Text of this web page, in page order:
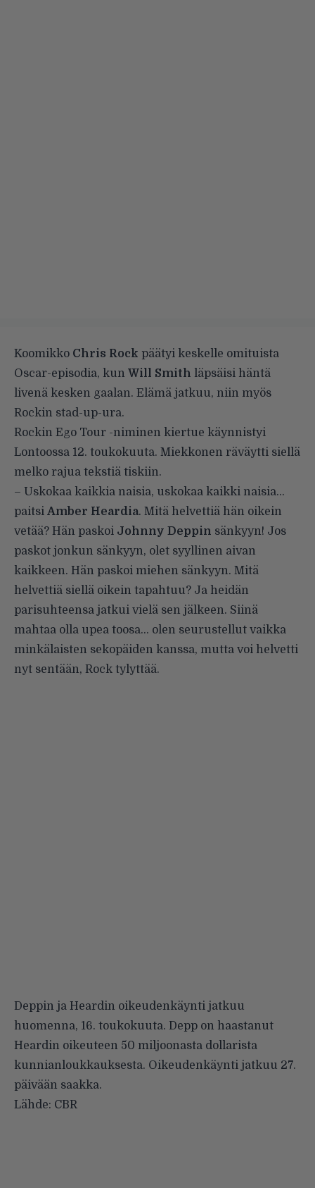
Koomikko Chris Rock päätyi keskelle omituista
Oscar-episodia, kun Will Smith läpsäisi häntä
livenä kesken gaalan. Elämä jatkuu, niin myös
Rockin stad-up-ura.
Rockin Ego Tour -niminen kiertue käynnistyi
Lontoossa 12. toukokuuta. Miekkonen räväytti siellä
melko rajua tekstiä tiskiin.
– Uskokaa kaikkia naisia, uskokaa kaikki naisia…
paitsi Amber Heardia. Mitä helvettiä hän oikein
vetää? Hän paskoi Johnny Deppin sänkyyn! Jos
paskot jonkun sänkyyn, olet syyllinen aivan
kaikkeen. Hän paskoi miehen sänkyyn. Mitä
helvettiä siellä oikein tapahtuu? Ja heidän
parisuhteensa jatkui vielä sen jälkeen. Siinä
mahtaa olla upea toosa… olen seurustellut vaikka
minkälaisten sekopäiden kanssa, mutta voi helvetti
nyt sentään, Rock tylyttää.
Deppin ja Heardin oikeudenkäynti jatkuu
huomenna, 16. toukokuuta. Depp on haastanut
Heardin oikeuteen 50 miljoonasta dollarista
kunnianloukkauksesta. Oikeudenkäynti jatkuu 27.
päivään saakka.
Lähde: CBR